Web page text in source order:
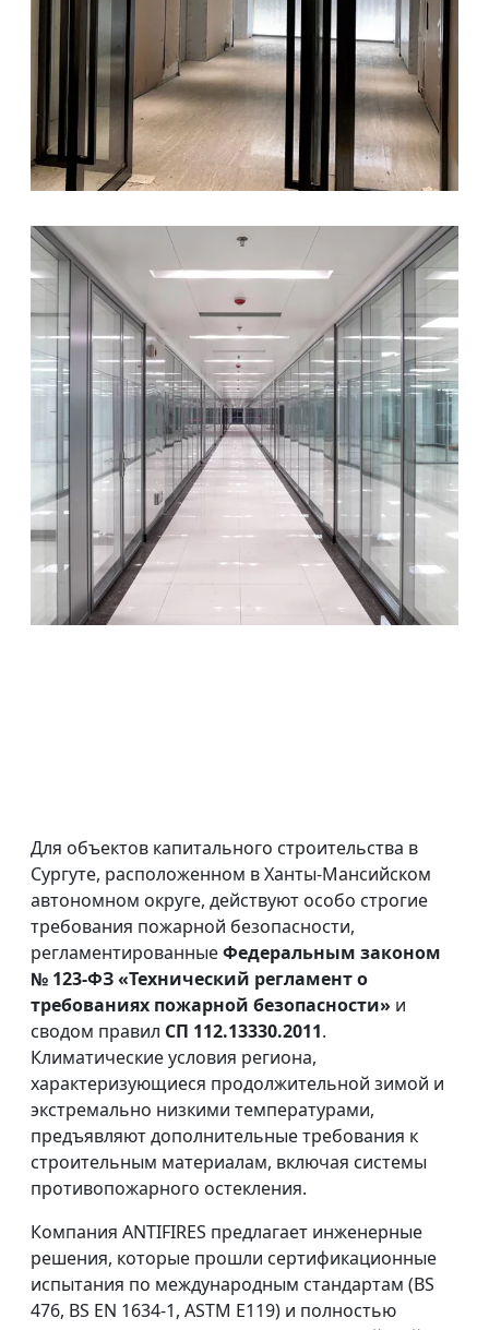
Для объектов капитального строительства в
Сургуте, расположенном в Ханты-Мансийском
автономном округе, действуют особо строгие
требования пожарной безопасности,
регламентированныеФедеральным законом
№ 123-ФЗ «Технический регламент о
требованиях пожарной безопасности» и
сводом правил СП 112.13330.2011.
Климатические условия региона,
характеризующиеся продолжительной зимой и
экстремально низкими температурами,
предъявляют дополнительные требования к
строительным материалам, включая системы
противопожарного остекления.
Компания ANTIFIRES предлагает инженерные
решения, которые прошли сертификационные
испытания по международным стандартам (BS
476, BS EN 1634-1, ASTM E119) и полностью